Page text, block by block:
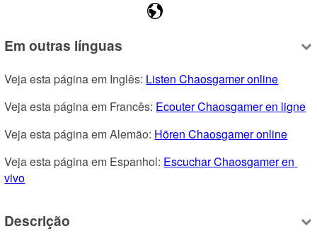
Em outras línguas
Veja esta página em Inglês: Listen Chaosgamer online
Veja esta página em Francês: Ecouter Chaosgamer en ligne
Veja esta página em Alemão: Hören Chaosgamer online
Veja esta página em Espanhol: Escuchar Chaosgamer en
vivo
Descrição